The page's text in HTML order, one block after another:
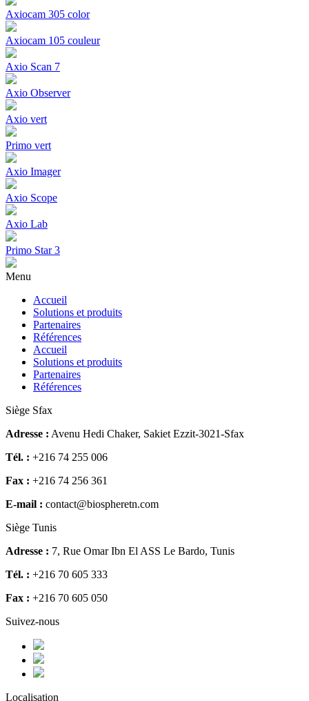
Axiocam 305 color
Axiocam 105 couleur
Axio Scan 7
Axio Observer
Axio vert
Primo vert
Axio Imager
Axio Scope
Axio Lab
Primo Star 3
Menu
Accueil
Solutions et produits
Partenaires
Références
Accueil
Solutions et produits
Partenaires
Références
Siège Sfax
Adresse : Avenu Hedi Chaker, Sakiet Ezzit-3021-Sfax
Tél. : +216 74 255 006
Fax : +216 74 256 361
E-mail : contact@biospheretn.com
Siège Tunis
Adresse : 7, Rue Omar Ibn El ASS Le Bardo, Tunis
Tél. : +216 70 605 333
Fax : +216 70 605 050
Suivez-nous
Localisation